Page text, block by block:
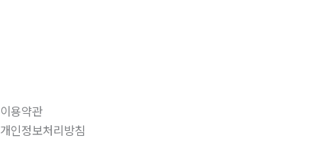
이용약관
개인정보처리방침